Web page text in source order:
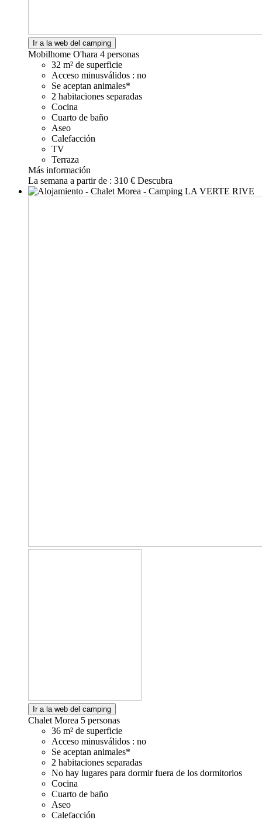
Ir a la web del camping
Mobilhome O'hara 4 personas
32 m² de superficie
Acceso minusválidos : no
Se aceptan animales*
2 habitaciones separadas
Cocina
Cuarto de baño
Aseo
Calefacción
TV
Terraza
Más información
La semana a partir de : 310 € Descubra
Ir a la web del camping
Chalet Morea 5 personas
36 m² de superficie
Acceso minusválidos : no
Se aceptan animales*
2 habitaciones separadas
No hay lugares para dormir fuera de los dormitorios
Cocina
Cuarto de baño
Aseo
Calefacción